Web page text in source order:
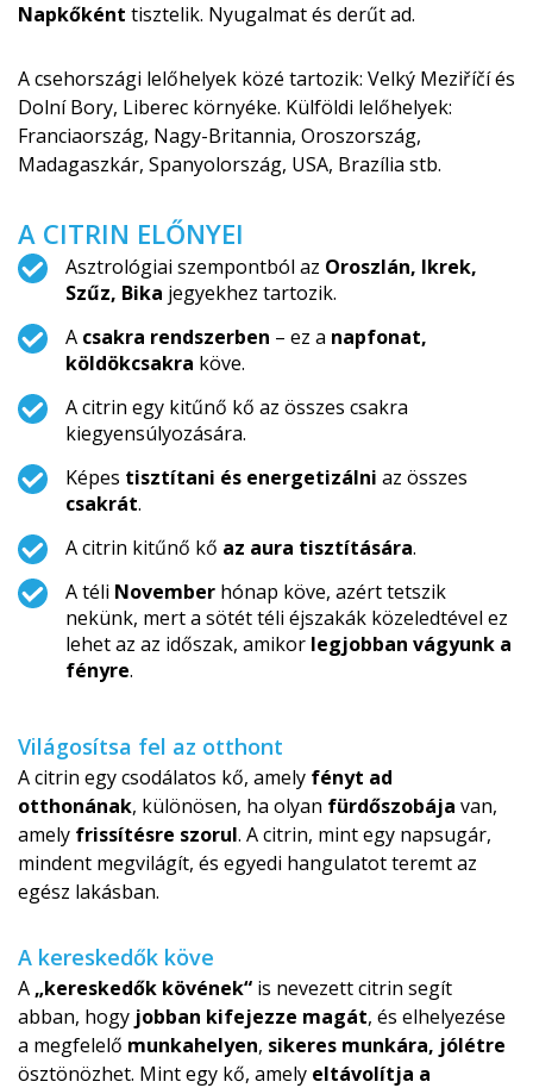
Napkőként tisztelik. Nyugalmat és derűt ad.
A csehországi lelőhelyek közé tartozik: Velký Meziříčí és
Dolní Bory, Liberec környéke. Külföldi lelőhelyek:
Franciaország, Nagy-Britannia, Oroszország,
Madagaszkár, Spanyolország, USA, Brazília stb.
A CITRIN ELŐNYEI
Asztrológiai szempontból az Oroszlán, Ikrek,
Szűz, Bika jegyekhez tartozik.
A csakra rendszerben – ez a napfonat,
köldökcsakra köve.
A citrin egy kitűnő kő az összes csakra
kiegyensúlyozására.
Képes tisztítani és energetizálni az összes
csakrát.
A citrin kitűnő kő az aura tisztítására.
A téli November hónap köve, azért tetszik
nekünk, mert a sötét téli éjszakák közeledtével ez
lehet az az időszak, amikor legjobban vágyunk a
fényre.
Világosítsa fel az otthont
A citrin egy csodálatos kő, amely fényt ad
otthonának, különösen, ha olyan fürdőszobája van,
amely frissítésre szorul. A citrin, mint egy napsugár,
mindent megvilágít, és egyedi hangulatot teremt az
egész lakásban.
A kereskedők köve
A „kereskedők kövének“ is nevezett citrin segít
abban, hogy jobban kifejezze magát, és elhelyezése
a megfelelő munkahelyen, sikeres munkára, jólétre
ösztönözhet. Mint egy kő, amely eltávolítja a